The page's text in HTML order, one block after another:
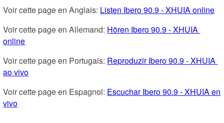
Voir cette page en Anglais: Listen Ibero 90.9 - XHUIA online
Voir cette page en Allemand: Hören Ibero 90.9 - XHUIA
online
Voir cette page en Portugais: Reproduzir Ibero 90.9 - XHUIA
ao vivo
Voir cette page en Espagnol: Escuchar Ibero 90.9 - XHUIA en
vivo